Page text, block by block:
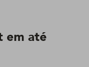
em até